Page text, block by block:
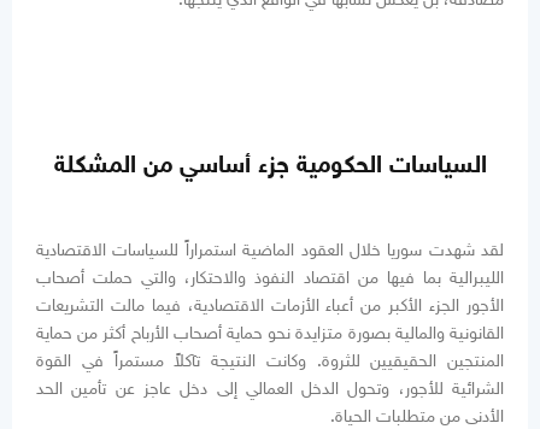
السياسات الحكومية جزء أساسي من المشكلة
لقد شهدت سوريا خلال العقود الماضية استمراراً للسياسات الاقتصادية
الليبرالية بما فيها من اقتصاد النفوذ والاحتكار، والتي حملت أصحاب
الأجور الجزء الأكبر من أعباء الأزمات الاقتصادية، فيما مالت التشريعات
القانونية والمالية بصورة متزايدة نحو حماية أصحاب الأرباح أكثر من حماية
المنتجين الحقيقيين للثروة. وكانت النتيجة تآكلاً مستمراً في القوة
الشرائية للأجور، وتحول الدخل العمالي إلى دخل عاجز عن تأمين الحد
الأدنى من متطلبات الحياة.